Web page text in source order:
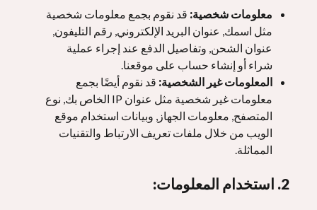
معلومات شخصية: قد نقوم بجمع معلومات شخصية
مثل اسمك, عنوان البريد الإلكتروني, رقم التليفون,
عنوان الشحن, وتفاصيل الدفع عند إجراء عملية
شراء أو إنشاء حساب على موقعنا.
المعلومات غير الشخصية: قد نقوم أيضًا بجمع
معلومات غير شخصية مثل عنوان IP الخاص بك, نوع
المتصفح, معلومات الجهاز, وبيانات استخدام موقع
الويب من خلال ملفات تعريف الارتباط والتقنيات
المماثلة.
2. استخدام المعلومات: